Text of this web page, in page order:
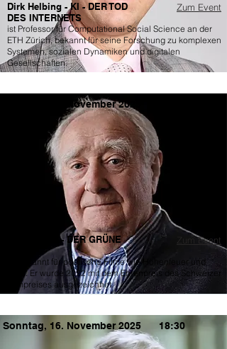
Dirk Helbing - KI - DER TOD
DES INTERNETS
ist Professor für Computational Social Science an der
ETH Zürich, bekannt für seine Forschung zu komplexen
Systemen, sozialen Dynamiken und digitalen
Gesellschaften.
Zum Event
Sonntag, 16. November 2025
Fredi Murer - DER GRÜNE
ist bekannt für poetische Filme wie Höhenfeuer und
Vitus. Er wurde 2022 mit dem Ehrenpreis des Schweizer
Filmpreises ausgezeichnet.
Zum Event
Sonntag, 16. November 2025 18:30